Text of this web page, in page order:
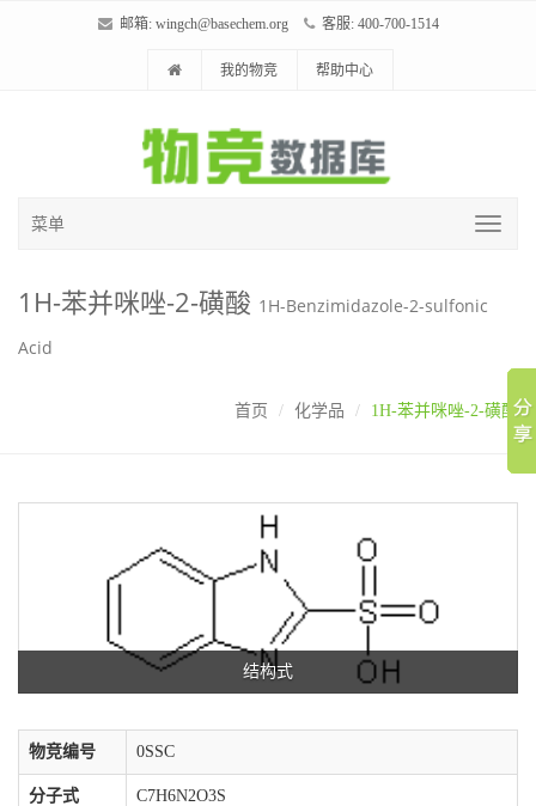
邮箱: wingch@basechem.org 客服: 400-700-1514
我的物竞 帮助中心
菜单
1H-苯并咪唑-2-磺酸 1H-Benzimidazole-2-sulfonic
Acid
首页 化学品 1H-苯并咪唑-2-磺酸
结构式
物竞编号 0SSC
分子式 C7H6N2O3S